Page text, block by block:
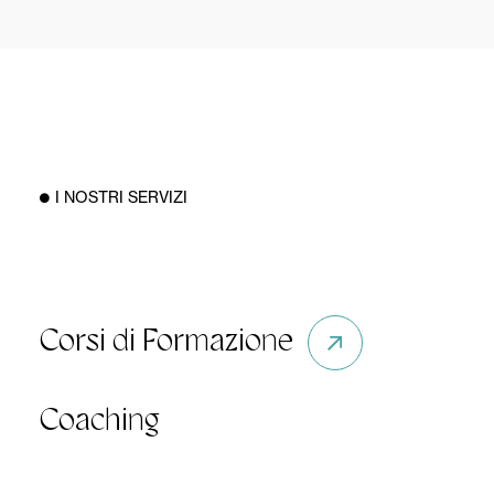
I NOSTRI SERVIZI
Corsi di Formazione
Coaching